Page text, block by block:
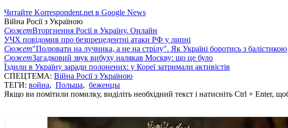
Читайте Korrespondent.net в Google News
Війна Росії з Україною
СюжетВторгнення Росії в Україну. Онлайн
УЧХ повідомив про безпрецедентні атаки РФ у липні
Сюжет"Полювати на лучника, а не на стрілу". Як Україні боротись з балістикою
СюжетЗагадковий звук вибуху налякав Москву: що це було
Їздили в Україну заради полонених: у Кореї затримали активістів
СПЕЦТЕМА: Війна Росії з Україною
ТЕГИ: война, Польша, беженцы
Якщо ви помітили помилку, виділіть необхідний текст і натисніть Ctrl + Enter,